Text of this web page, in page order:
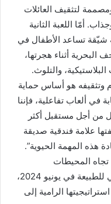
لتثقيف العائلات
أمّا اللعبة الثانية
شيّقة تساعد الأطفال في
البحرية أثناء هجرتها،
والتلوث.
وتثقيفه هو أساس حماية
في ألعاب تفاعلية، فإننا
من أجل مستقبل أكثر
علامة فندقية صديقة
هذه المهمة الحيوية”.
تجاه المحيطات
منذ انطلاق شراكتها مع الصندوق العالمي للطبيعة في يونيو 2024،
الرامية إلى